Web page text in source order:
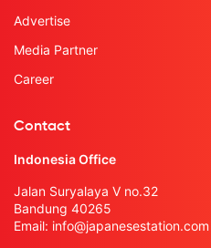
Advertise
Media Partner
Career
Contact
Indonesia Office
Jalan Suryalaya V no.32
Bandung 40265
Email: info@japanesestation.com